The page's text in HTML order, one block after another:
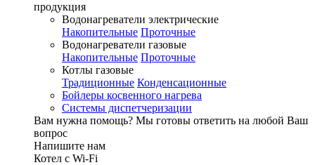
продукция
Водонагреватели электрические
Накопительные Проточные
Водонагреватели газовые
Накопительные Проточные
Котлы газовые
Традиционные Конденсационные
Бойлеры косвенного нагрева
Системы диспетчеризации
Вам нужна помощь? Мы готовы ответить на любой Ваш
вопрос
Напишите нам
Котел с Wi-Fi